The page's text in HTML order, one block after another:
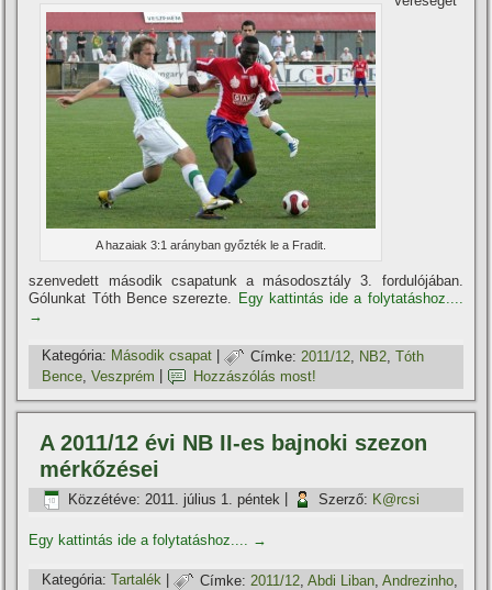
A hazaiak 3:1 arányban győzték le a Fradit.
szenvedett második csapatunk a másodosztály 3. fordulójában.
Gólunkat Tóth Bence szerezte. Egy kattintás ide a folytatáshoz....
→
Kategória: Második csapat | Címke: 2011/12 NB2 ,Tóth
Bence ,Veszprém Hozzászólás most!
A 2011/12 évi NB II-es bajnoki szezon
mérkőzései
Közzétéve: 2011. július 1. péntek Szerző: K@rcsi
Egy kattintás ide a folytatáshoz.... →
Kategória: Tartalék | Címke: 2011/12 ,Abdi Liban ,Andrezinho